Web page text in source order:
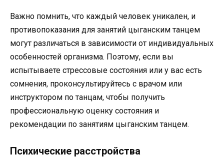
Важно помнить, что каждый человек уникален, и
противопоказания для занятий цыганским танцем
могут различаться в зависимости от индивидуальных
особенностей организма. Поэтому, если вы
испытываете стрессовые состояния или у вас есть
сомнения, проконсультируйтесь с врачом или
инструктором по танцам, чтобы получить
профессиональную оценку состояния и
рекомендации по занятиям цыганским танцем.
Психические расстройства